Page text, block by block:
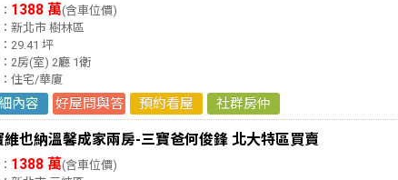
1388 萬(含車位價)
新北市 樹林區
29.41 坪
2房(室) 2廳 1衛
住宅/華廈
內容 好屋問與答 預約看屋 社群房仲
維也納溫馨成家兩房-三寶爸何俊鋒 北大特區買賣
1388 萬(含車位價)